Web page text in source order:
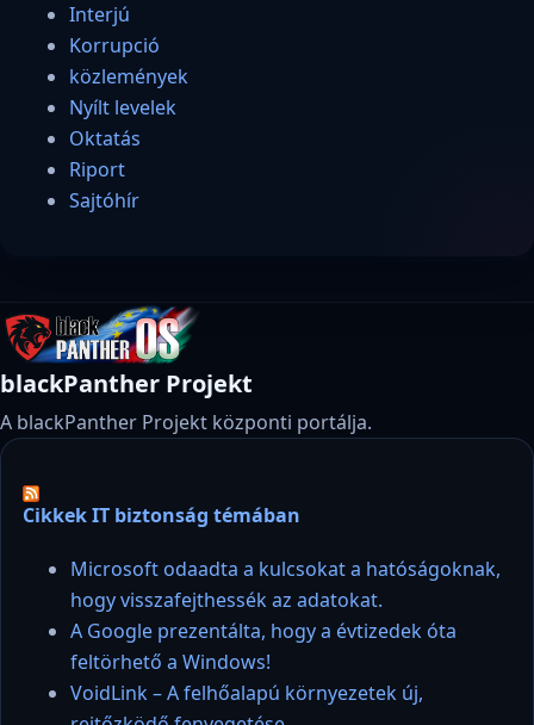
Interjú
Korrupció
közlemények
Nyílt levelek
Oktatás
Riport
Sajtóhír
blackPanther Projekt
A blackPanther Projekt központi portálja.
Cikkek IT biztonság témában
Microsoft odaadta a kulcsokat a hatóságoknak,
hogy visszafejthessék az adatokat.
A Google prezentálta, hogy a évtizedek óta
feltörhető a Windows!
VoidLink – A felhőalapú környezetek új,